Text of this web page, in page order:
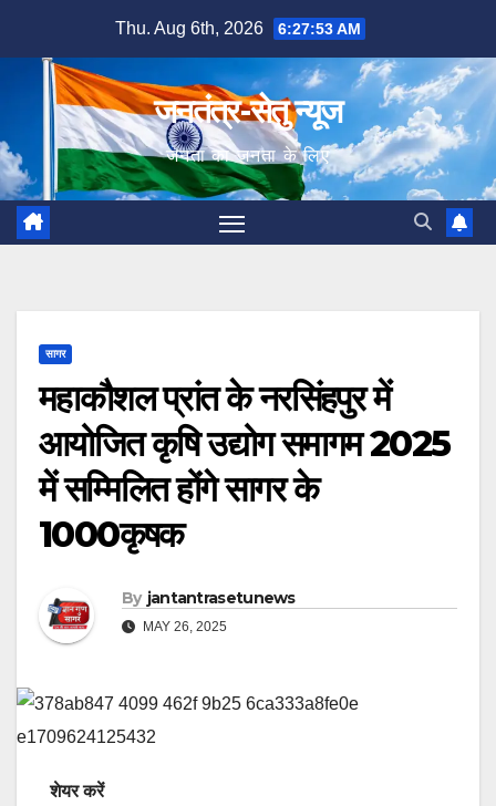
content
Thu. Aug 6th, 2026 6:27:54 AM
जनतंत्र-सेतु न्यूज
जनता का जनता के लिए
सागर
महाकौशल प्रांत के नरसिंहपुर में
आयोजित कृषि उद्योग समागम 2025
में सम्मिलित होंगे सागर के
1000कृषक
By jantantrasetunews
MAY 26, 2025
शेयर करें